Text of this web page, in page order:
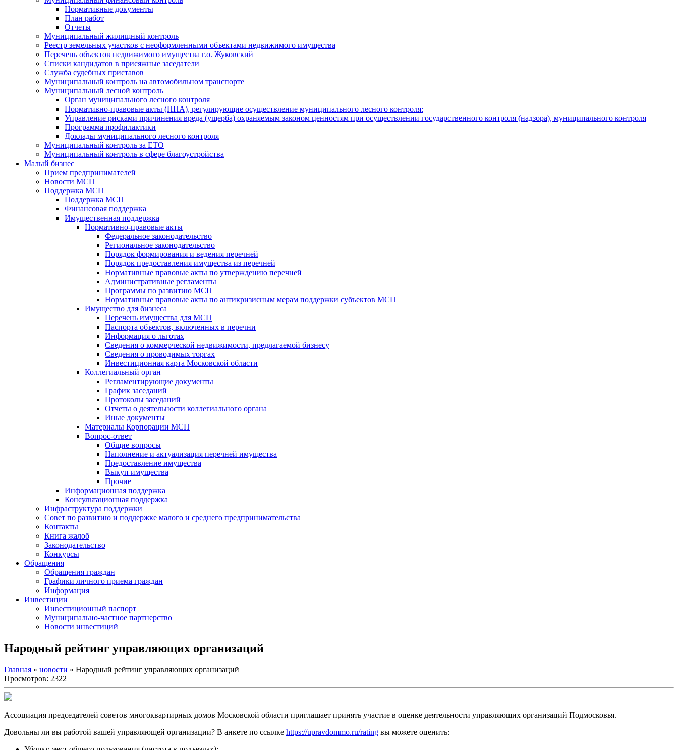
Нормативные документы
План работ
Отчеты
Муниципальный жилищный контроль
Реестр земельных участков с неоформленными объектами недвижимого имущества
Перечень объектов недвижимого имущества г.о. Жуковский
Списки кандидатов в присяжные заседатели
Служба судебных приставов
Муниципальный контроль на автомобильном транспорте
Муниципальный лесной контроль
Орган муниципального лесного контроля
Нормативно-правовые акты (НПА), регулирующие осуществление муниципального лесного контроля:
Управление рисками причинения вреда (ущерба) охраняемым законом ценностям при осуществлении государственного контроля (надзора), муниципального контроля
Программа профилактики
Доклады муниципального лесного контроля
Муниципальный контроль за ЕТО
Муниципальный контроль в сфере благоустройства
Малый бизнес
Прием предпринимателей
Новости МСП
Поддержка МСП
Поддержка МСП
Финансовая поддержка
Имущественная поддержка
Нормативно-правовые акты
Федеральное законодательство
Региональное законодательство
Порядок формирования и ведения перечней
Порядок предоставления имущества из перечней
Нормативные правовые акты по утверждению перечней
Административные регламенты
Программы по развитию МСП
Нормативные правовые акты по антикризисным мерам поддержки субъектов МСП
Имущество для бизнеса
Перечень имущества для МСП
Паспорта объектов, включенных в перечни
Информация о льготах
Сведения о коммерческой недвижимости, предлагаемой бизнесу
Сведения о проводимых торгах
Инвестиционная карта Московской области
Коллегиальный орган
Регламентирующие документы
График заседаний
Протоколы заседаний
Отчеты о деятельности коллегиального органа
Иные документы
Материалы Корпорации МСП
Вопрос-ответ
Общие вопросы
Наполнение и актуализация перечней имущества
Предоставление имущества
Выкуп имущества
Прочие
Информационная поддержка
Консультационная поддержка
Инфраструктура поддержки
Совет по развитию и поддержке малого и среднего предпринимательства
Контакты
Книга жалоб
Законодательство
Конкурсы
Обращения
Обращения граждан
Графики личного приема граждан
Информация
Инвестиции
Инвестиционный паспорт
Муниципально-частное партнерство
Новости инвестиций
Народный рейтинг управляющих организаций
Главная » новости » Народный рейтинг управляющих организаций
Просмотров: 2322
Ассоциация председателей советов многоквартирных домов Московской области приглашает принять участие в оценке деятельности управляющих организаций Подмосковья.
Довольны ли вы работой вашей управляющей организации? В анкете по ссылке https://upravdommo.ru/rating вы можете оценить: